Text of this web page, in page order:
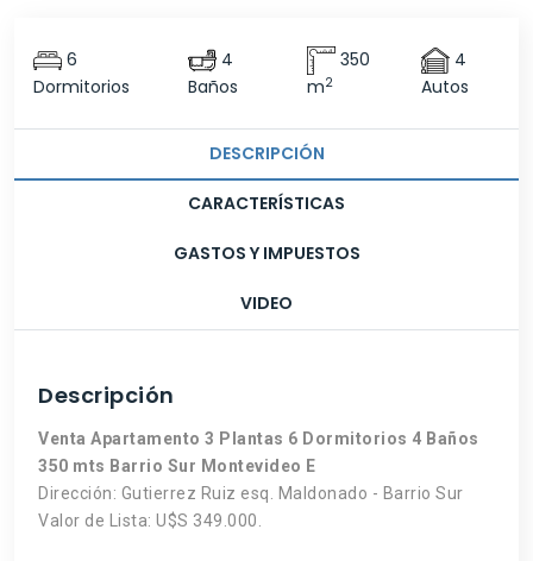
6
Dormitorios
4
Baños
350
m2
4
Autos
DESCRIPCIÓN
CARACTERÍSTICAS
GASTOS Y IMPUESTOS
VIDEO
Descripción
Venta Apartamento 3 Plantas 6 Dormitorios 4 Baños
350 mts Barrio Sur Montevideo E
Dirección: Gutierrez Ruiz esq. Maldonado - Barrio Sur
Valor de Lista: U$S 349.000.